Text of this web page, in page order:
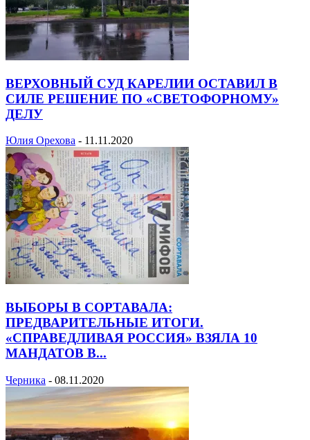
ВЕРХОВНЫЙ СУД КАРЕЛИИ ОСТАВИЛ В
СИЛЕ РЕШЕНИЕ ПО «СВЕТОФОРНОМУ»
ДЕЛУ
Юлия Орехова - 11.11.2020
ВЫБОРЫ В СОРТАВАЛА:
ПРЕДВАРИТЕЛЬНЫЕ ИТОГИ.
«СПРАВЕДЛИВАЯ РОССИЯ» ВЗЯЛА 10
МАНДАТОВ В...
Черника - 08.11.2020